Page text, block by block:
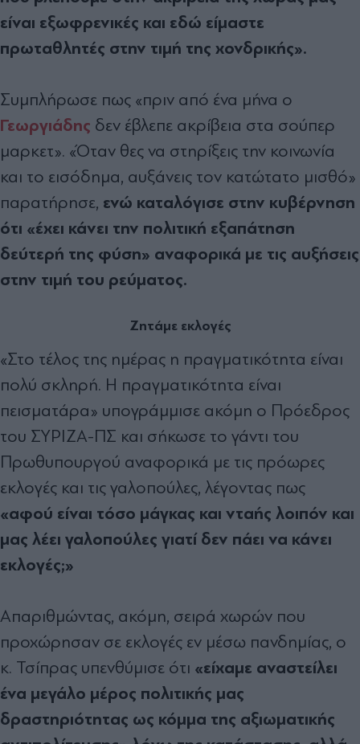
είναι εξωφρενικές και εδώ είμαστε
πρωταθλητές στην τιμή της χονδρικής».
Συμπλήρωσε πως «πριν από ένα μήνα ο
Γεωργιάδης δεν έβλεπε ακρίβεια στα σούπερ
μαρκετ». «Όταν θες να στηρίξεις την κοινωνία
και το εισόδημα, αυξάνεις τον κατώτατο μισθό»
παρατήρησε, ενώ καταλόγισε στην κυβέρνηση
ότι «έχει κάνει την πολιτική εξαπάτηση
δεύτερή της φύση» αναφορικά με τις αυξήσεις
στην τιμή του ρεύματος.
Ζητάμε εκλογές
«Στο τέλος της ημέρας η πραγματικότητα είναι
πολύ σκληρή. Η πραγματικότητα είναι
πεισματάρα» υπογράμμισε ακόμη ο Πρόεδρος
του ΣΥΡΙΖΑ-ΠΣ και σήκωσε το γάντι του
Πρωθυπουργού αναφορικά με τις πρόωρες
εκλογές και τις γαλοπούλες, λέγοντας πως
«αφού είναι τόσο μάγκας και νταής λοιπόν και
μας λέει γαλοπούλες γιατί δεν πάει να κάνει
εκλογές;»
Απαριθμώντας, ακόμη, σειρά χωρών που
προχώρησαν σε εκλογές εν μέσω πανδημίας, ο
κ. Τσίπρας υπενθύμισε ότι «είχαμε αναστείλει
ένα μεγάλο μέρος πολιτικής μας
δραστηριότητας ως κόμμα της αξιωματικής